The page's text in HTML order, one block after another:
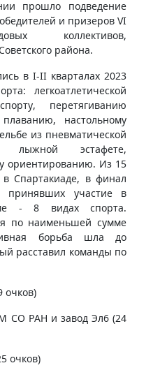
прошло подведение
и призеров VI
коллективов,
района.
в I-II кварталах 2023
легкоатлетической
перетягиванию
настольному
из пневматической
лыжной эстафете,
ориентированию. Из 15
в Спартакиаде, в финал
участие в
- 8 видах спорта.
по наименьшей сумме
борьба шла до
расставил команды по
очков)
СО РАН и завод Эл6 (24
очков)